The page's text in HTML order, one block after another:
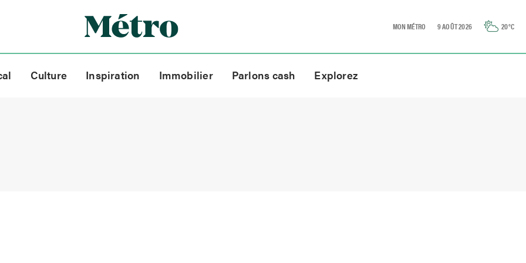
MON MÉTRO 9 AOÛT 2026 20°C
Culture Inspiration Immobilier Parlons cash Explorez